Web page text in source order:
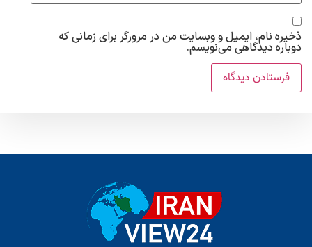
ذخیره نام، ایمیل و وبسایت من در مرورگر برای زمانی که
دوباره دیدگاهی می‌نویسم.